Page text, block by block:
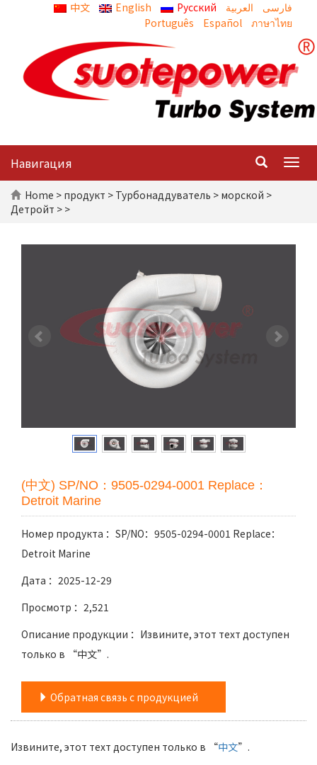
中文 English Русский العربية
Português
Español ภาษาไทย
Навигация
Home > продукт > Турбонаддуватель > морской >
Детройт > >
(中文) SP/NO：9505-0294-0001 Replace：
Detroit Marine
Номер продукта ：SP/NO：9505-0294-0001 Replace：
Detroit Marine
Дата ：2025-12-29
Просмотр ：2,521
Описание продукции ：Извините, этот техт доступен
только в “中文”.
Обратная связь с продукцией
Извините, этот техт доступен только в “中文”.